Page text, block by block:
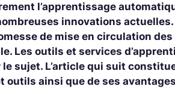
l’apprentissage
innovations actuelles.
de mise en circulation
Les outils et services
sujet. L’article qui suit
outils ainsi que de ses